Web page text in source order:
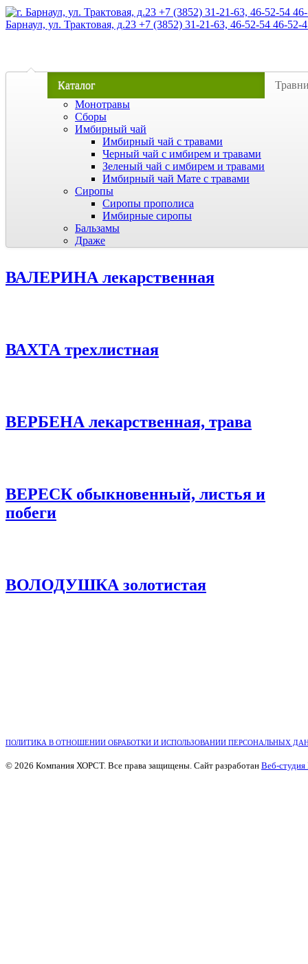
Барнаул, ул. Трактовая, д.23 +7 (3852) 31-21-63, 46-52-54 46-52-
Каталог
Монотравы
Сборы
Имбирный чай
Имбирный чай с травами
Черный чай с имбирем и травами
Зеленый чай с имбирем и травами
Имбирный чай Мате с травами
Сиропы
Сиропы прополиса
Имбирные сиропы
Бальзамы
Драже
ВАЛЕРИНА лекарственная
ВАХТА трехлистная
ВЕРБЕНА лекарственная, трава
ВЕРЕСК обыкновенный, листья и
побеги
ВОЛОДУШКА золотистая
ПОЛИТИКА В ОТНОШЕНИИ ОБРАБОТКИ И ИСПОЛЬЗОВАНИИ ПЕРСОНАЛЬНЫХ
© 2026 Компания ХОРСТ. Все права защищены. Сайт разработан Веб-студия